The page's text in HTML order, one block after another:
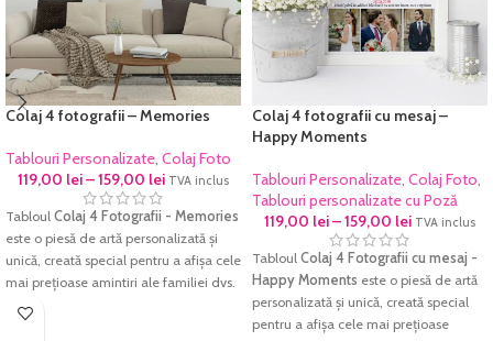
Colaj 4 fotografii – Memories
Tablouri Personalizate Colaj Foto
119,00 lei–159,00 lei TVA inclus
Tabloul Colaj 4 Fotografii - Memories
este o piesă de artă personalizată și
unică, creată special pentru a afișa cele
mai prețioase amintiri ale familiei dvs.
Acesta este un cadou perfect pentru
aniversări, zile de naștere, Crăciun sau
Colaj 4 fotografii cu mesaj –
Happy Moments
Tablouri Personalizate Colaj Foto
Tablouri personalizate cu Poză
119,00 lei–159,00 lei TVA inclus
Tabloul Colaj 4 Fotografii cu mesaj -
Happy Moments este o piesă de artă
personalizată și unică, creată special
pentru a afișa cele mai prețioase